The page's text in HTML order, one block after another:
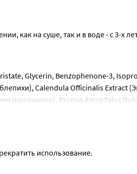
как на суше, так и в воде - с 3-х
Glycerin, Benzophenone-3,
Calendula Officinalis Extract
Prunus Amygdalus
использование.